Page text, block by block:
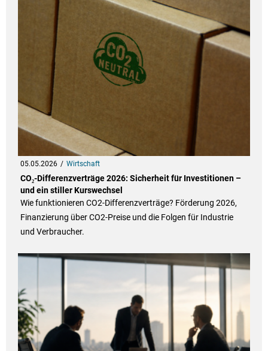
05.05.2026 Wirtschaft
CO₂-Differenzverträge 2026: Sicherheit für Investitionen –
und ein stiller Kurswechsel
Wie funktionieren CO2-Differenzverträge? Förderung 2026,
Finanzierung über CO2-Preise und die Folgen für Industrie
und Verbraucher.